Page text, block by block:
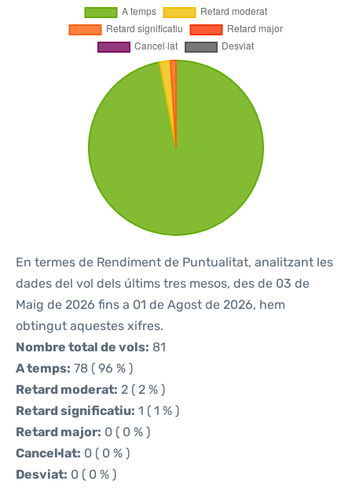
En termes de Rendiment de Puntualitat, analitzant les
dades del vol dels últims tres mesos, des de 03 de
Maig de 2026 fins a 01 de Agost de 2026, hem
obtingut aquestes xifres.
Nombre total de vols: 81
A temps: 78 ( 96 % )
Retard moderat: 2 ( 2 % )
Retard significatiu: 1 ( 1 % )
Retard major: 0 ( 0 % )
Cancel·lat: 0 ( 0 % )
Desviat: 0 ( 0 % )